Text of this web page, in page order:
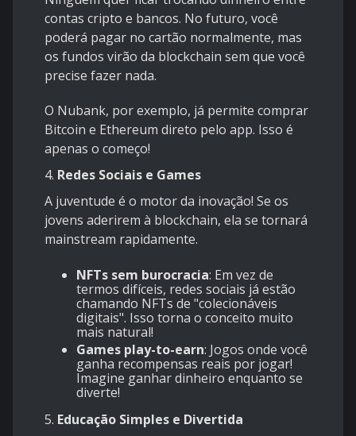
contas cripto e bancos. No futuro, você
poderá pagar no cartão normalmente, mas
os fundos virão da blockchain sem que você
precise fazer nada.
O Nubank, por exemplo, já permite comprar
Bitcoin e Ethereum direto pelo app. Isso é
apenas o começo!
4. Redes Sociais e Games
A juventude é o motor da inovação! Se os
jovens aderirem à blockchain, ela se tornará
mainstream rapidamente.
NFTs sem burocracia: Em vez de
termos difíceis, redes sociais já estão
chamando NFTs de "colecionáveis
digitais". Isso torna o conceito muito
mais natural!
Games play-to-earn: Jogos onde você
ganha recompensas reais por jogar!
Imagine ganhar dinheiro enquanto se
diverte!
5. Educação Simples e Divertida